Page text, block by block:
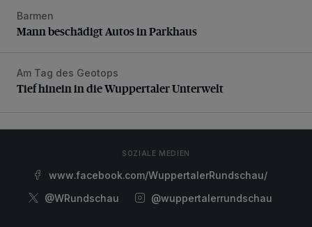
Mann beschädigt Autos in Parkhaus
Barmen
Mann beschädigt Autos in Parkhaus
Tief hinein in die Wuppertaler Unterwelt
Am Tag des Geotops
Tief hinein in die Wuppertaler Unterwelt
SOZIALE MEDIEN
www.facebook.com/WuppertalerRundschau/
@WRundschau
@wuppertalerrundschau